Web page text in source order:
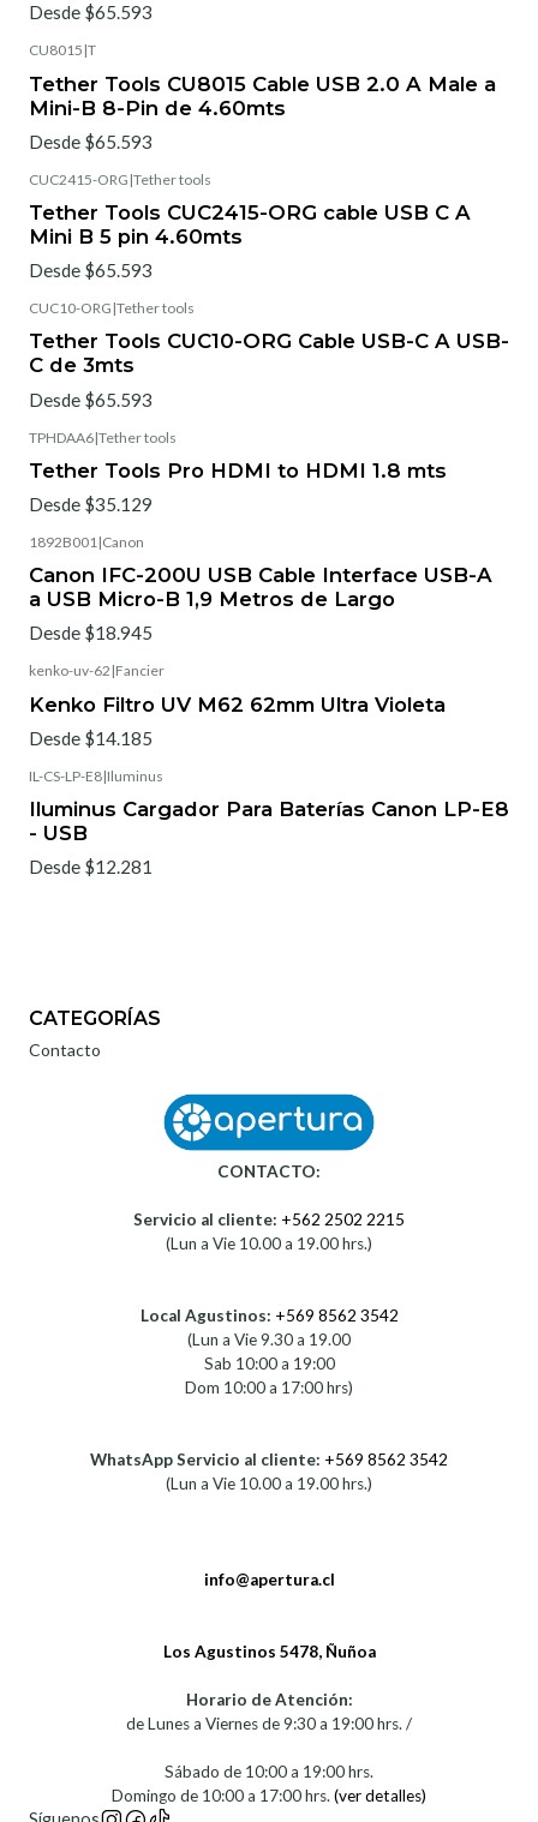
Desde $65.593
CU8015 |T
Tether Tools CU8015 Cable USB 2.0 A Male a
Mini-B 8-Pin de 4.60mts
Desde $65.593
CUC2415-ORG |Tether tools
Tether Tools CUC2415-ORG cable USB C A
Mini B 5 pin 4.60mts
Desde $65.593
CUC10-ORG |Tether tools
Tether Tools CUC10-ORG Cable USB-C A USB-
C de 3mts
Desde $65.593
TPHDAA6|Tether tools
Tether Tools Pro HDMI to HDMI 1.8 mts
Desde $35.129
1892B001 |Canon
Canon IFC-200U USB Cable Interface USB-A
a USB Micro-B 1,9 Metros de Largo
Desde $18.945
kenko-uv-62 |Fancier
Kenko Filtro UV M62 62mm Ultra Violeta
Desde $14.185
IL-CS-LP-E8|Iluminus
Iluminus Cargador Para Baterías Canon LP-E8
- USB
Desde $12.281
CATEGORÍAS
Contacto
CONTACTO:
Servicio al cliente: +562 2502 2215
(Lun a Vie 10.00 a 19.00 hrs.)
Local Agustinos: +569 8562 3542
(Lun a Vie 9.30 a 19.00
Sab 10:00 a 19:00
Dom 10:00 a 17:00 hrs)
WhatsApp Servicio al cliente: +569 8562 3542
(Lun a Vie 10.00 a 19.00 hrs.)
info@apertura.cl
Los Agustinos 5478, Ñuñoa
Horario de Atención:
de Lunes a Viernes de 9:30 a 19:00 hrs. /
Sábado de 10:00 a 19:00 hrs.
Domingo de 10:00 a 17:00 hrs.(ver detalles)